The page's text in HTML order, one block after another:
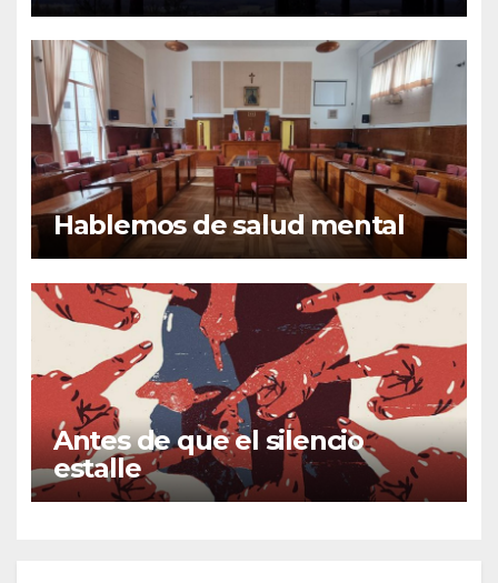
Hablemos de salud mental
Antes de que el silencio
estalle